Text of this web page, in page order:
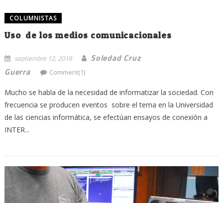
COLUMNISTAS
Uso de los medios comunicacionales
septiembre 12, 2019
Soledad Cruz
Guerra
Comment(1)
Mucho se habla de la necesidad de informatizar la sociedad. Con
frecuencia se producen eventos sobre el tema en la Universidad
de las ciencias informática, se efectúan ensayos de conexión a
INTER...